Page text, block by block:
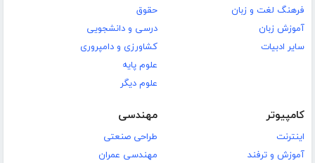
فرهنگ لغت و زبان
آموزش زبان
سایر ادبیات
حقوق
درسی و دانشجویی
کشاورزی و دامپروری
علوم پایه
علوم دیگر
کامپیوتر
اینترنت
آموزش و ترفند
مهندسی
طراحی صنعتی
مهندسی عمران